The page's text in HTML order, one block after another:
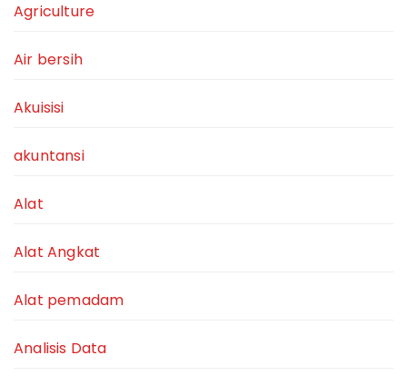
Agriculture
Air bersih
Akuisisi
akuntansi
Alat
Alat Angkat
Alat pemadam
Analisis Data